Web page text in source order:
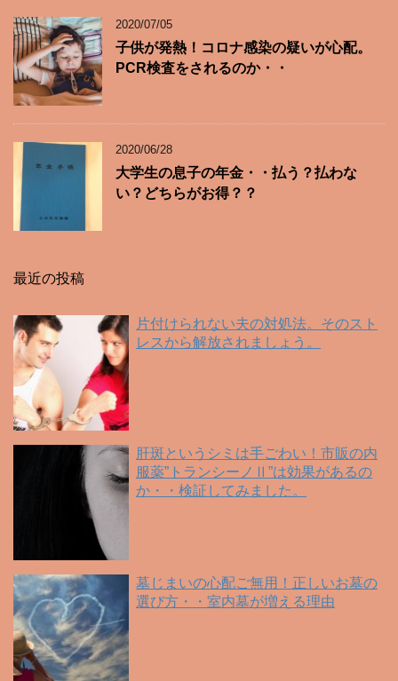
2020/07/05
子供が発熱！コロナ感染の疑いが心配。
PCR検査をされるのか・・
2020/06/28
大学生の息子の年金・・払う？払わな
い？どちらがお得？？
最近の投稿
片付けられない夫の対処法。そのスト
レスから解放されましょう。
肝斑というシミは手ごわい！市販の内
服薬”トランシーノⅡ”は効果があるの
か・・検証してみました。
墓じまいの心配ご無用！正しいお墓の
選び方・・室内墓が増える理由